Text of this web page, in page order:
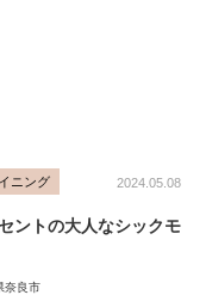
ニング 2024.05.08
ントの大人なシックモ
奈良市